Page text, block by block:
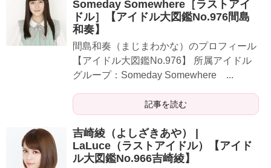
Someday Somewhere［ラストアイ
ドル］【アイドル大図鑑No.976間島
和奏】
​​​間島和奏（まじまわかな）のプロフィール
【アイドル大図鑑No.976】 所属アイドル
グループ：Someday Somewhere ...
記事を読む
吉崎綾（よしざきあや） |
LaLuce（ラストアイドル）【アイド
ル大図鑑No.966吉崎綾】